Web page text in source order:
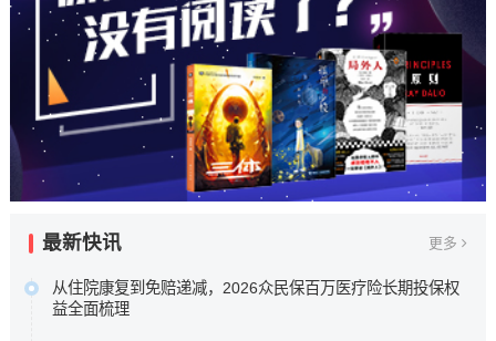
最新快讯 更多
从住院康复到免赔递减，2026众民保百万医疗险长期投保权
益全面梳理